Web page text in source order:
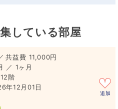
している部屋
11,000円
／ 1ヶ月
12階
年12月01日
追加